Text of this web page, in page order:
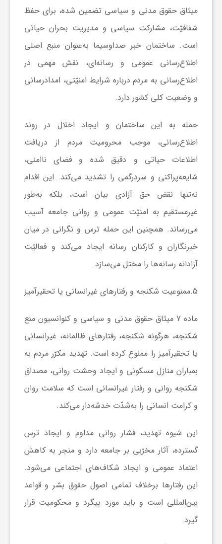
میثاق حقوق مدنی و سیاسی تضمین شده، برای حفظ
شفافیّت، مشارکت سیاسی و مدیریت بحران حیاتی
است. ساختمان خبر صداوسیما به‌عنوان منبع اصلی
اطلاع‌رسانی عمومی و رسانه‌ای، نقش مهمی در
اطلاع‌رسانی به مردم درباره شرایط امنیّتی، امدادرسانی
و وضعیت کلی کشور دارد.
حمله به این ساختمان و ایجاد اخلال در روند
اطلاع‌رسانی، موجب محرومیت مردم از دریافت
اطلاعات حیاتی و دقیق شده و فضای ناامنی،
شایعه‌پراکنی و سردرگمی را تشدید می‌کند. این اقدام
نه‌تنها نقض حق آزادی بیان است، بلکه به‌طور
غیرمستقیم به امنیّت عمومی و روانی جامعه آسیب
می‌رساند. همچنین این حمله ترس و نگرانی در میان
خبرنگاران و کارکنان رسانه ایجاد می‌کند و فعالیّت
آزادانه رسانه‌ها را مختل می‌سازد.
5. ممنوعیت شکنجه و رفتارهای غیرانسانی یا تحقیرآمیز
ماده 7 میثاق حقوق مدنی و سیاسی و کنوانسیون منع
شکنجه، هرگونه شکنجه، رفتارهای ظالمانه، غیرانسانی
یا تحقیرآمیز را ممنوع کرده است. تهدید مکرّر مردم به
بمباران منازل مسکونی و ایجاد وحشت روانی، مصداق
شکنجه روانی و رفتار غیرانسانی است که سلامت روان
و کرامت انسانی را به‌شدّت خدشه‌دار می‌کند.
این شیوه تهدید، فشار روانی مداوم و ایجاد ترس
گسترده، آثار مخرّبی بر جامعه دارد و منجر به کاهش
اعتماد عمومی و ایجاد شکاف‌های اجتماعی می‌شود.
این رفتارها برخلاف تمامی اصول حقوق بشر و قواعد
بین‌المللی است و باید مورد پیگرد و محکومیت قرار
گیرد.